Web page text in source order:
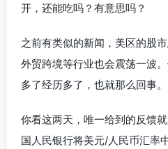
开，还能吃吗？有意思吗？
之前有类似的新闻，美区的股
外贸跨境等行业也会震荡一波
多了经历多了，也就那么回事。
你看这两天，唯一给到的反馈
国人民银行将美元/人民币汇率